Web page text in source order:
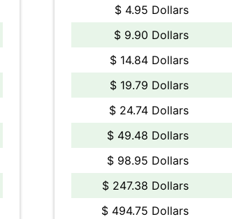
$ 4.95 Dollars
$ 9.90 Dollars
$ 14.84 Dollars
$ 19.79 Dollars
$ 24.74 Dollars
$ 49.48 Dollars
$ 98.95 Dollars
$ 247.38 Dollars
$ 494.75 Dollars